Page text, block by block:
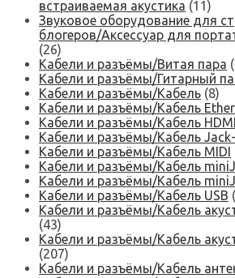
встраиваемая акустика (11)
Звуковое оборудование для
блогеров/Аксессуар для
(26)
Кабели и разъёмы/Витая пара
Кабели и разъёмы/Гитарный
Кабели и разъёмы/Кабель (8)
Кабели и разъёмы/Кабель
Кабели и разъёмы/Кабель HDMI
Кабели и разъёмы/Кабель
Кабели и разъёмы/Кабель MIDI
Кабели и разъёмы/Кабель
Кабели и разъёмы/Кабель
Кабели и разъёмы/Кабель USB
Кабели и разъёмы/Кабель
(43)
Кабели и разъёмы/Кабель
(207)
Кабели и разъёмы/Кабель